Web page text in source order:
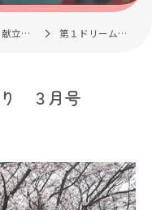
献立・園だより 第１ドリーム保育園だより ３月号
り ３月号